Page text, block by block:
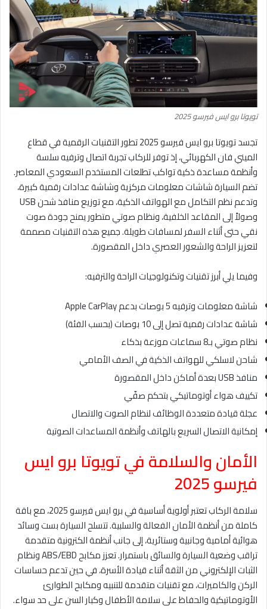
تويوتا برو ايس فيرسو 2025
تجسد تويوتا برو ايس فيرسو 2025 تطور التقنيات الرقمية في قطاع
الميني فان الكهربائي، إذ توفر للركاب تجربة اتصال وترفيه سلسة
وأنظمة مساعدة ذكية تواكب تطلعات المستخدم السعودي المعاصر.
تضم السيارة شاشات معلومات مركزية وشاشة عدادات رقمية كبيرة،
وتدعم نظم التكامل مع الهواتف الذكية، مع توزيع منافذ شحن USB
وصولاً إلى المقاعد الخلفية، ونظام صوتي متطور يمنح جودة صوت
نقي حتى أثناء السفر لمسافات طويلة. جميع هذه التقنيات مصممة
لتعزيز الراحة والشعور العصري داخل المقصورة.
وفيما يلي أبرز تقنيات وتكنولوجيات الراحة والترفيه:
شاشة معلومات وترفيه 5 بوصات بدعم Apple CarPlay
شاشة عدادات رقمية تصل إلى 10 بوصات (بحسب الفئة)
نظام صوتي بـ8 سماعات موزعة بذكاء
شاحن لاسلكي للهواتف الذكية في الصف الأمامي
منافذ USB بعدة أماكن داخل المقصورة
تكييف هواء أوتوماتيكي بتحكم صفّي
عجلة قيادة متعددة الوظائف لنظام الصوت والاتصال
إمكانية الاتصال السريع بالهاتف وأنظمة المساعدات الصوتية
الأمان والسلامة في تويوتا برو ايس
فيرسو 2025
سلامة الركاب تعتبر أولوية أساسية في برو ايس فيرسو 2025، مع باقة
كاملة من أنظمة الأمان الفعالة والسلبية. تتسلح السيارة بست وسائد
هوائية أمامية وجانبية وستائرية، إلى جانب أنظمة الكترونية متقدمة
تراقب وضعية السيارة والسائق باستمرار. تعزز مكابح ABS/EBD ونظام
الثبات الإلكتروني من الثقة أثناء قيادة الأسرة، في حين تدعم حساسات
الركن والكاميرات، مع تقنيات متقدمة للتنبيه ومكابح الطوارئ
الأوتوماتيكية والحفاظ على سلامة الأطفال وكبار السن على حد سواء.